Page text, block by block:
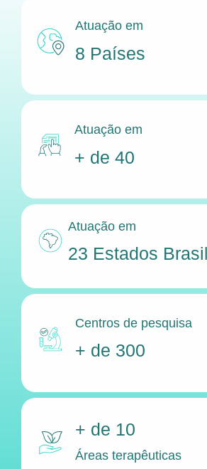
Atuação em
8 Países
Atuação em
+ de 40
Atuação em
23 Estados
Centros de pesquisa
+ de 300
+ de 10
Áreas terapêuticas